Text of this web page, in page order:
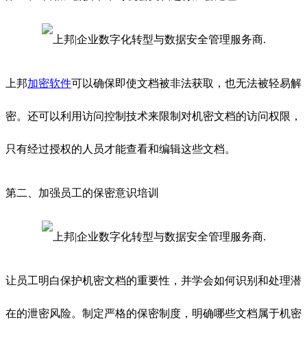
上邦加密软件可以确保即使文档被非法获取，也无法被轻易解
密。还可以利用访问控制技术来限制对机密文档的访问权限，
只有经过授权的人员才能查看和编辑这些文档。
第二、加强员工的保密意识培训
让员工明白保护机密文档的重要性，并学会如何识别和处理潜
在的泄密风险。制定严格的保密制度，明确哪些文档属于机密